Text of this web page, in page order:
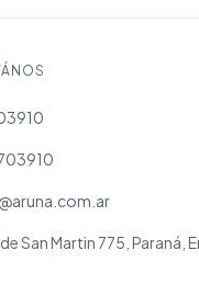
San Martin 775, Paraná,